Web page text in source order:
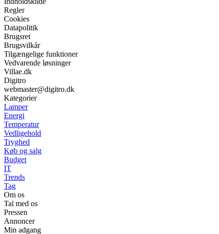
Regler
Cookies
Datapolitik
Brugsret
Brugsvilkår
Tilgængelige funktioner
Vedvarende løsninger
Villae.dk
Digitro
webmaster@digitro.dk
Kategorier
Lamper
Energi
Temperatur
Vedligehold
Tryghed
Køb og salg
Budget
IT
Trends
Tag
Om os
Tal med os
Pressen
Annoncer
Min adgang